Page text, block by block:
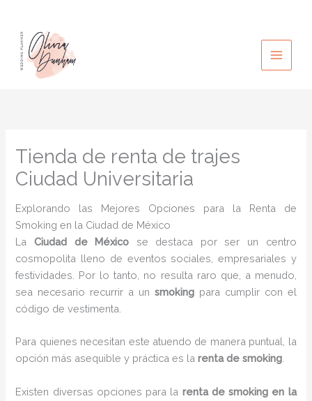
contenido
Tienda de renta de trajes
Ciudad Universitaria
Explorando las Mejores Opciones para la Renta de
Smoking en la Ciudad de México
LaCiudad de México se destaca por ser un centro
cosmopolita lleno de eventos sociales, empresariales y
festividades. Por lo tanto, no resulta raro que, a menudo,
sea necesario recurrir a un smokingpara cumplir con el
código de vestimenta.
Para quienes necesitan este atuendo de manera puntual, la
opción más asequible y práctica es larenta de smoking
Existen diversas opciones para la renta de smoking en la